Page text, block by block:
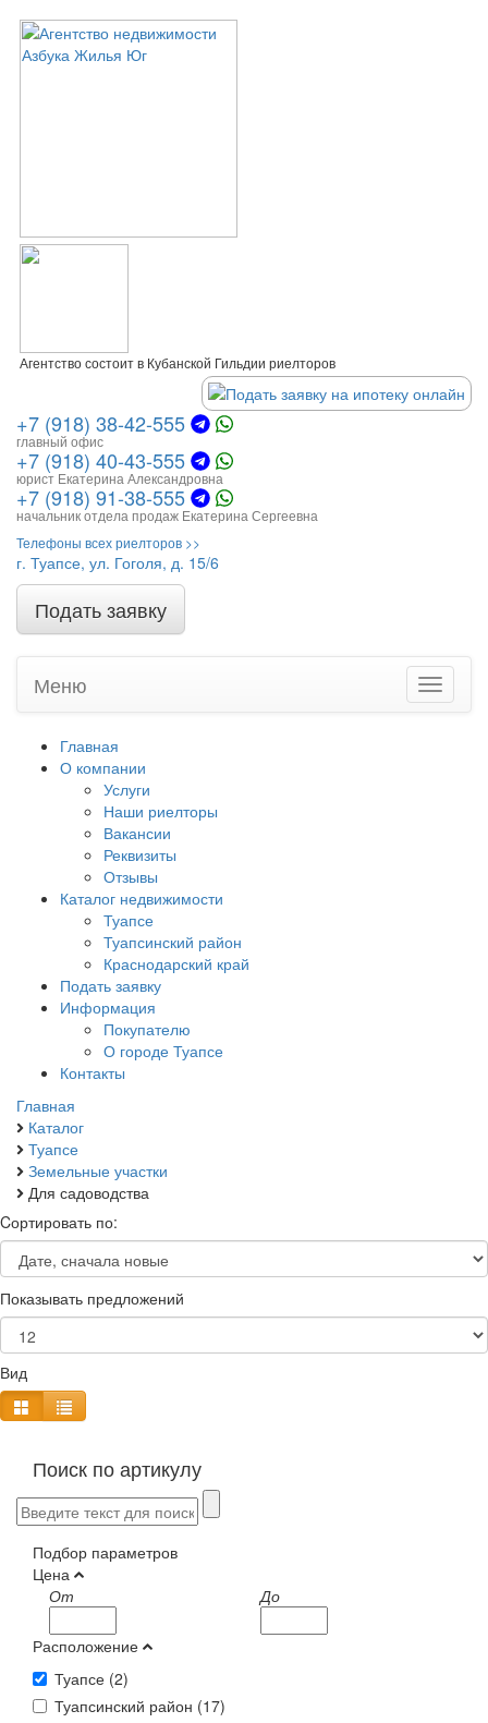
Агентство состоит в Кубанской Гильдии риелторов
+7 (918) 38-42-555
главный офис
+7 (918) 40-43-555
юрист Екатерина Александровна
+7 (918) 91-38-555
начальник отдела продаж Екатерина Сергеевна
Телефоны всех риелторов >>
г. Туапсе, ул. Гоголя, д. 15/6
Подать заявку
Меню
Toggle
Главная
О компании
Услуги
Наши риелторы
Вакансии
Реквизиты
Отзывы
Каталог недвижимости
Туапсе
Туапсинский район
Краснодарский край
Подать заявку
Информация
Покупателю
О городе Туапсе
Контакты
Главная
Каталог
Туапсе
Земельные участки
Для садоводства
Cортировать по:
Показывать предложений
Вид
Поиск по артикулу
Подбор параметров
Цена
От
До
Расположение
Туапсе (2)
Туапсинский район (17)